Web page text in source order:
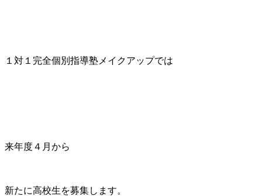
１対１完全個別指導塾メイクアップでは
来年度４月から
新たに高校生を募集します。